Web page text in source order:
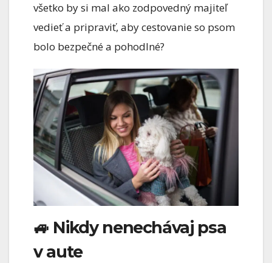
všetko by si mal ako zodpovedný majiteľ
vedieť a pripraviť, aby cestovanie so psom
bolo bezpečné a pohodlné?
🚙 Nikdy nenechávaj psa
v aute